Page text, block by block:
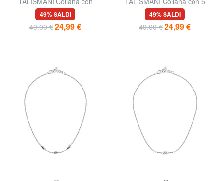
coccinella
49% SALDI
49,00 € 24,99 €
cuoricini
49% SALDI
49,00 € 24,99 €